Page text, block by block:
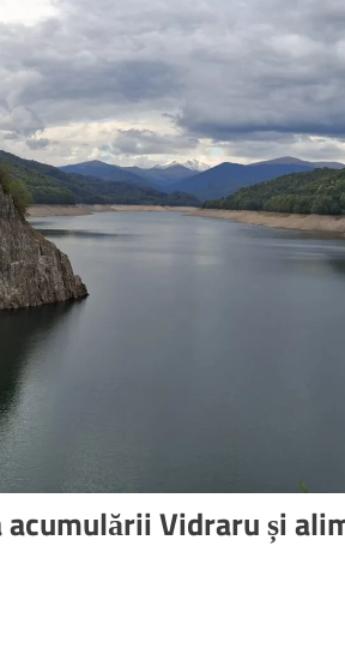
Vidraru și